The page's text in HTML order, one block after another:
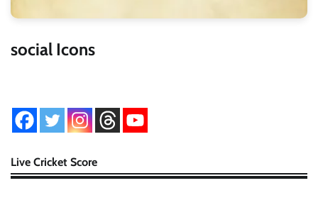
social Icons
Live Cricket Score